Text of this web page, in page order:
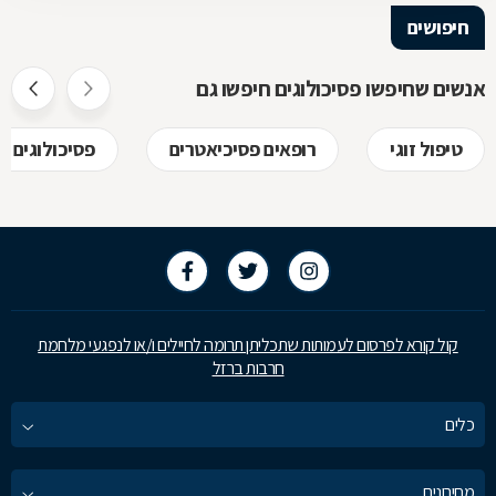
חיפושים
אנשים שחיפשו פסיכולוגים חיפשו גם
טיפול זוגי רופאים פסיכיאטרים פסיכולוגים
קול קורא לפרסום לעמותות שתכליתן תרומה לחיילים ו/או לנפגעי מלחמת
חרבות ברזל
כלים